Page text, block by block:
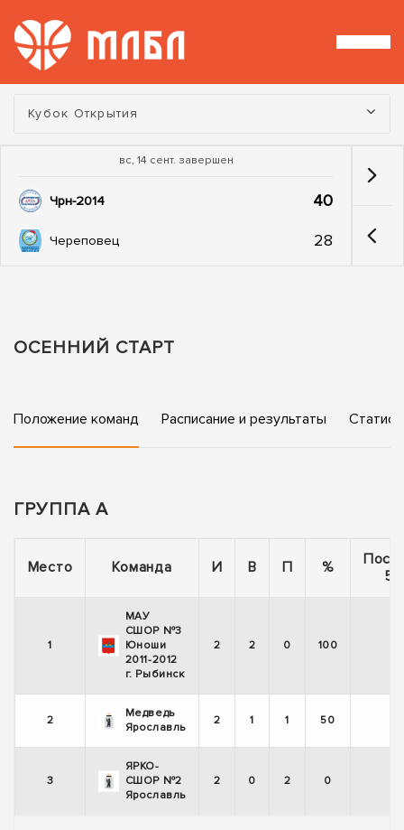
Турнир:
Кубок Открытия
вс, 14 сент. завершен
Чрн-2014 40
Череповец 28
ОСЕННИЙ СТАРТ
Положение команд Расписание и результаты
ГРУППА А
Место Команда И В П %
5
1
МАУ
СШОР №3
Юноши
2011-2012
г. Рыбинск
2 2 0 100
2
Медведь
Ярославль
2 1 1 50
3
ЯРКО-
СШОР №2
Ярославль
2 0 2 0